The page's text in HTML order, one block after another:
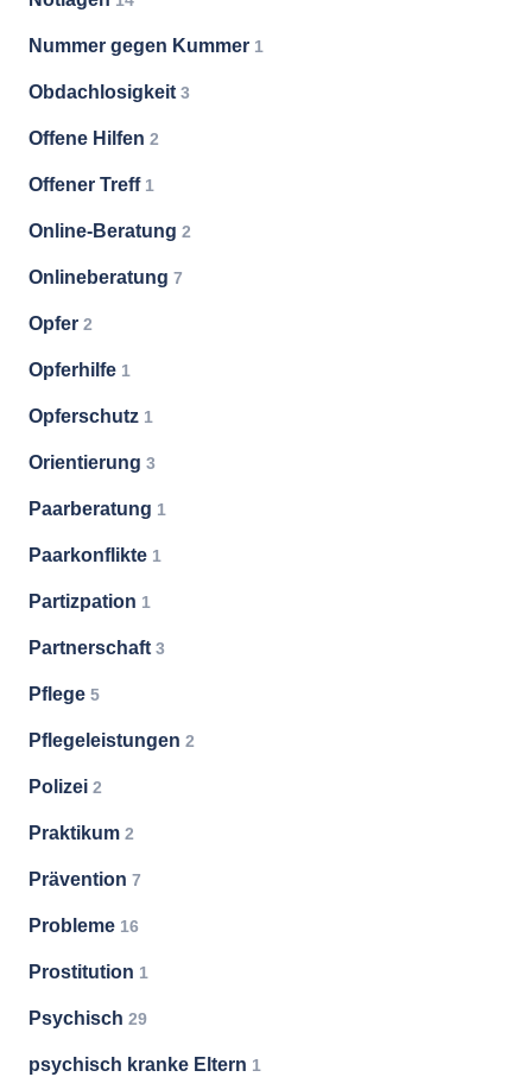
Nummer gegen Kummer 1
Obdachlosigkeit 3
Offene Hilfen 2
Offener Treff 1
Online-Beratung 2
Onlineberatung 7
Opfer 2
Opferhilfe 1
Opferschutz 1
Orientierung 3
Paarberatung 1
Paarkonflikte 1
Partizpation 1
Partnerschaft 3
Pflege 5
Pflegeleistungen 2
Polizei 2
Praktikum 2
Prävention 7
Probleme 16
Prostitution 1
Psychisch 29
psychisch kranke Eltern 1